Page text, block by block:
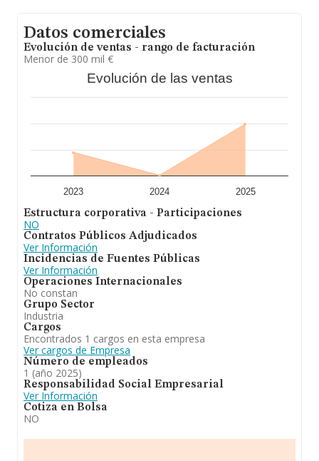
Datos comerciales
Evolución de ventas - rango de facturación
Menor de 300 mil €
Evolución de las ventas
2023 2024 2025
Estructura corporativa - Participaciones
NO
Contratos Públicos Adjudicados
Ver Información
Incidencias de Fuentes Públicas
Ver Información
Operaciones Internacionales
No constan
Grupo Sector
Industria
Cargos
Encontrados 1 cargos en esta empresa
Ver cargos de Empresa
Número de empleados
1 (año 2025)
Responsabilidad Social Empresarial
Ver Información
Cotiza en Bolsa
NO